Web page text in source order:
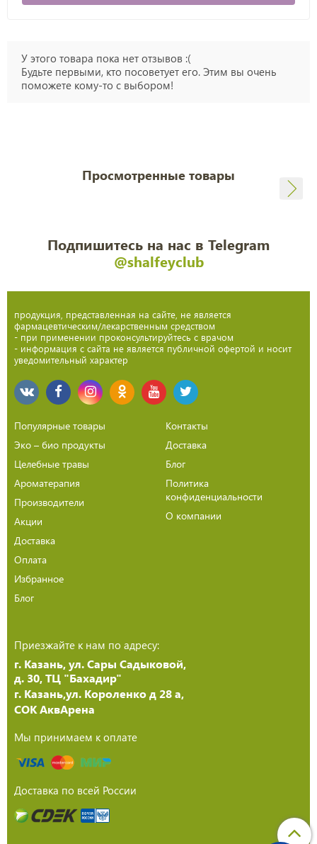
У этого товара пока нет отзывов :(
Будьте первыми, кто посоветует его. Этим вы очень
поможете кому-то с выбором!
Просмотренные товары
Подпишитесь на нас в Telegram
@shalfeyclub
продукция, представленная на сайте, не является
фармацевтическим/лекарственным средством
- при применении проконсультируйтесь с врачом
- информация с сайта не является публичной офертой и носит
уведомительный характер
Популярные товары
Эко – био продукты
Целебные травы
Ароматерапия
Производители
Акции
Доставка
Оплата
Избранное
Блог
Контакты
Доставка
Блог
Политика
конфиденциальности
О компании
Приезжайте к нам по адресу:
г. Казань, ул. Сары Садыковой,
д. 30, ТЦ "Бахадир"
г. Казань,ул. Короленко д 28 а,
СОК АквАрена
Мы принимаем к оплате
Доставка по всей России